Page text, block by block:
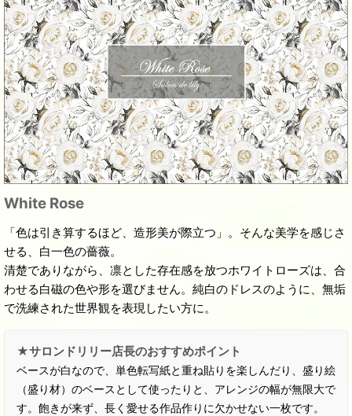
White Rose
「色は引き算するほど、造形美が際立つ」。そんな美学を感じさ
せる、白一色の薔薇。
清楚でありながら、凛とした存在感を放つホワイトローズは、合
わせる白磁の色や形を選びません。純白のドレスのように、無垢
で洗練された世界観を表現したい方に。
★サロンドリリー店長のおすすめポイント
ベースが白なので、単色転写紙と重ね貼りを楽しんだり、盛り絵
（盛り材）のベースとして使ったりと、アレンジの幅が無限大で
す。飽きが来ず、長く愛せる作品作りに欠かせない一枚です。